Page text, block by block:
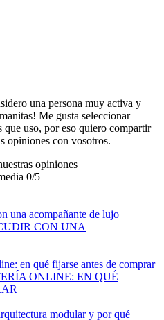
una persona muy activa y
Me gusta seleccionar
que uso, por eso quiero compartir
opiniones con vosotros.
opiniones
0/5
CON UNA
ONLINE: EN QUÉ